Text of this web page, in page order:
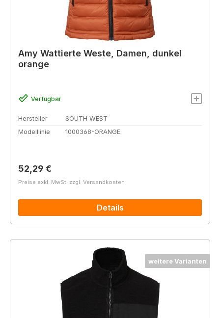
Amy Wattierte Weste, Damen, dunkel
orange
Verfügbar
Hersteller
SOUTH WEST
Modelllinie
1000368-ORANGE
Regulärer Preis:
52,29 €
Preise exkl. MwSt. zzgl. Versandkosten
Details
weitere Varianten